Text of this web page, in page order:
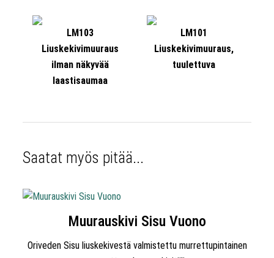
LM103
Liuskekivimuuraus
ilman näkyvää
laastisaumaa
LM101
Liuskekivimuuraus,
tuulettuva
Saatat myös pitää...
Muurauskivi Sisu Vuono
Oriveden Sisu liuskekivestä valmistettu murrettupintainen